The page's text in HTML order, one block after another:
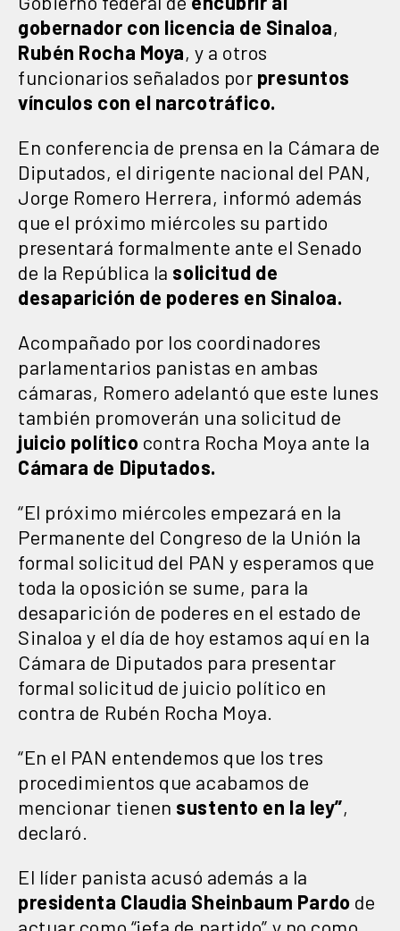
gobernador con licencia de Sinaloa,
Rubén Rocha Moya, y a otros
funcionarios señalados por presuntos
vínculos con el narcotráfico.
En conferencia de prensa en la Cámara de
Diputados, el dirigente nacional del PAN,
Jorge Romero Herrera, informó además
que el próximo miércoles su partido
presentará formalmente ante el Senado
de la República la solicitud de
desaparición de poderes en Sinaloa.
Acompañado por los coordinadores
parlamentarios panistas en ambas
cámaras, Romero adelantó que este lunes
también promoverán una solicitud de
juicio político contra Rocha Moya ante la
Cámara de Diputados.
“El próximo miércoles empezará en la
Permanente del Congreso de la Unión la
formal solicitud del PAN y esperamos que
toda la oposición se sume, para la
desaparición de poderes en el estado de
Sinaloa y el día de hoy estamos aquí en la
Cámara de Diputados para presentar
formal solicitud de juicio político en
contra de Rubén Rocha Moya.
“En el PAN entendemos que los tres
procedimientos que acabamos de
mencionar tienen sustento en la ley”,
declaró.
El líder panista acusó además a la
presidenta Claudia Sheinbaum Pardo de
actuar como “jefa de partido” y no como